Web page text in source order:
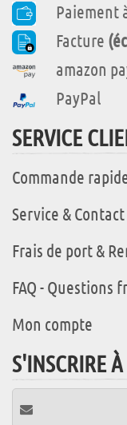
Paiement
Facture
amazon
PayPal
SERVICE
Commande
Service & Contact
Frais de port &
FAQ - Questions
Mon compte
S'INSCRIRE